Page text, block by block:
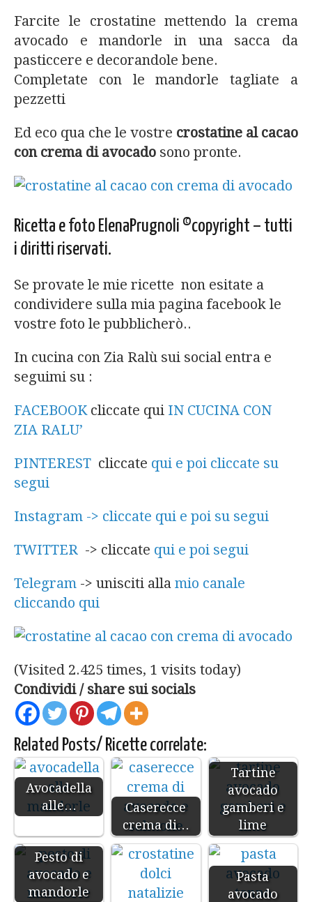
Farcite le crostatine mettendo la crema
avocado e mandorle in una sacca da
pasticcere e decorandole bene.
Completate con le mandorle tagliate a
pezzetti
Ed eco qua che le vostre crostatine al cacao
con crema di avocado sono pronte.
Ricetta e foto ElenaPrugnoli ©copyright – tutti
i diritti riservati.
Se provate le mie ricette non esitate a
condividere sulla mia pagina facebook le
vostre foto le pubblicherò..
In cucina con Zia Ralù sui social entra e
seguimi su :
FACEBOOK cliccate qui IN CUCINA CON
ZIA RALU’
PINTEREST cliccate qui e poi cliccate su
segui
Instagram -> cliccate qui e poi su segui
TWITTER -> cliccate qui e poi segui
Telegram -> unisciti alla mio canale
cliccando qui
(Visited 2.425 times, 1 visits today)
Condividi / share sui socials
Related Posts/ Ricette correlate:
Avocadella
alle…
Caserecce
crema di…
Tartine
avocado
gamberi e
lime
Pesto di
avocado e
mandorle
Pasta
avocado